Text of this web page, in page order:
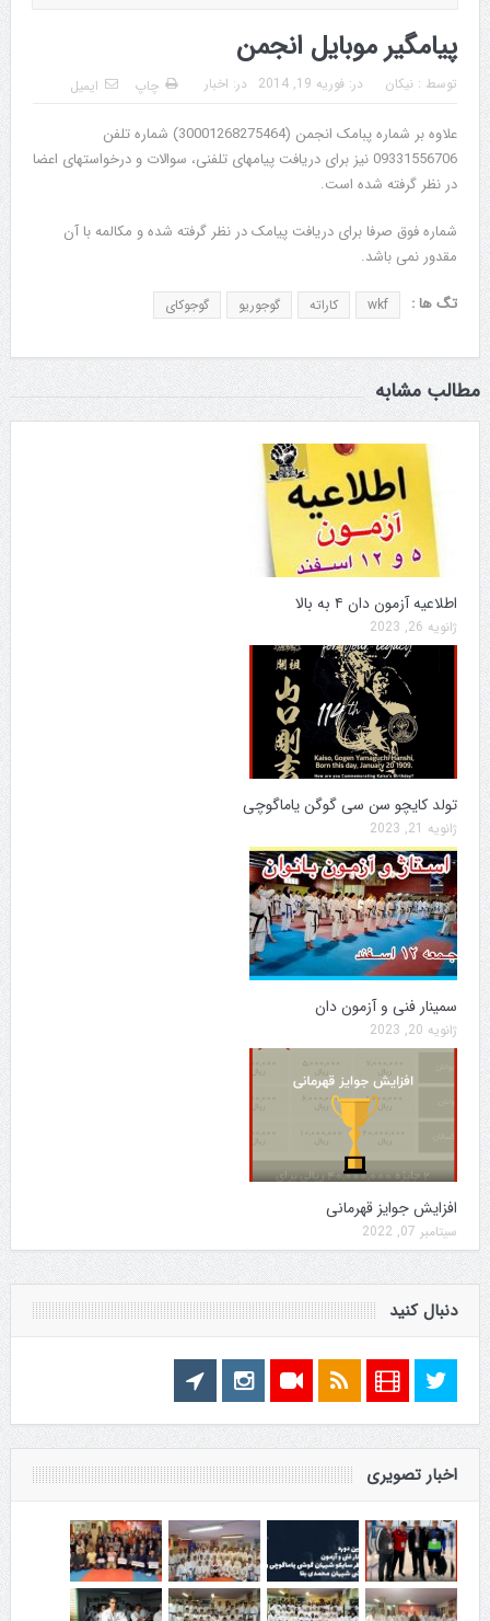
پیامگیر موبایل انجمن
توسط : نیکان در: فوریه 19, 2014 در: اخبار چاپ ایمیل
علاوه بر شماره پبامک انجمن (30001268275464) شماره تلفن
09331556706 نیز برای دریافت پیامهای تلفنی، سوالات و درخواستهای اعضا
در نظر گرفته شده است.
شماره فوق صرفا برای دریافت پیامک در نظر گرفته شده و مکالمه با آن
مقدور نمی باشد.
تگ ها : wkf کاراته گوجوریو گوجوکای
مطالب مشابه
اطلاعیه آزمون دان ۴ به بالا
ژانویه 26, 2023
تولد کایچو سن سی گوگن یاماگوچی
ژانویه 21, 2023
سمینار فنی و آزمون دان
ژانویه 20, 2023
افزایش جوایز قهرمانی
سپتامبر 07, 2022
دنبال کنید
اخبار تصویری